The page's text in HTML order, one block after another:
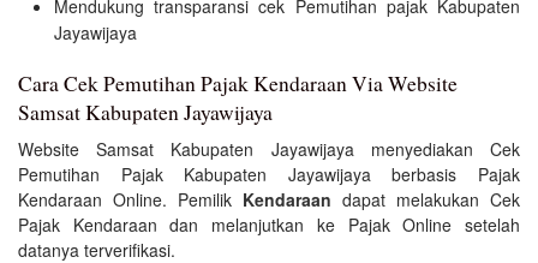
Mendukung transparansi cek Pemutihan pajak Kabupaten
Jayawijaya
Cara Cek Pemutihan Pajak Kendaraan Via Website
Samsat Kabupaten Jayawijaya
Website Samsat Kabupaten Jayawijaya menyediakan Cek
Pemutihan Pajak Kabupaten Jayawijaya berbasis Pajak
Kendaraan Online. Pemilik Kendaraan dapat melakukan Cek
Pajak Kendaraan dan melanjutkan ke Pajak Online setelah
datanya terverifikasi.